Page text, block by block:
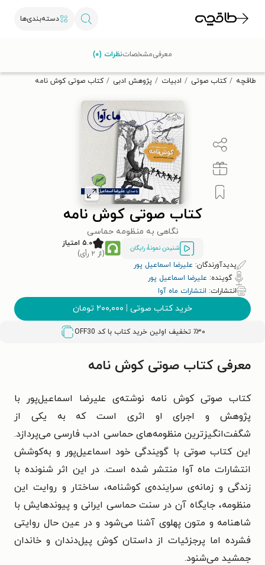
دسته‌بندی‌ها
تخفیف از طاقچه دریافت کن.
طاقچه کتاب صوتی ادبیات پژوهش ادبی کتاب صوتی کوش نامه
کتاب صوتی کوش نامه
نگاهی به منظومه حماسی
شنیدن نمونۀ رایگان
۵.۰ امتیاز
(از ۲ رأی)
پدیدآورندگان: علیرضا اسماعیل پور
گوینده: علیرضا اسماعیل پور
انتشارات: انتشارات ماه آوا
خرید کتاب صوتی | ۲۰۰,۰۰۰ تومان
٪۳۰ تخفیف اولین خرید کتاب با کد OFF30
معرفیمشخصاتنظرات (۰)
معرفی کتاب صوتی کوش نامه
کتاب صوتی کوش نامه نوشته‌ی علیرضا اسماعیل‌پور با
پژوهش و اجرای او اثری است که به یکی از
شگفت‌انگیزترین منظومه‌های حماسی ادب فارسی می‌پردازد.
این کتاب صوتی با گویندگی خود اسماعیل‌پور و به‌کوشش
انتشارات ماه آوا منتشر شده است. در این اثر شنونده با
زندگی و زمانه‌ی سراینده‌ی کوشنامه، ساختار و روایت این
منظومه، جایگاه آن در سنت حماسی ایرانی و پیوندهایش با
شاهنامه و متون پهلوی آشنا می‌شود و در عین حال روایتی
فشرده اما پرجزئیات از داستان کوش پیل‌دندان و خاندان
جمشید می‌شنود.